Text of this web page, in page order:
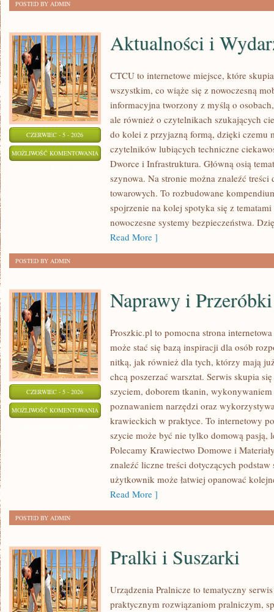
POSTED BY ADMIN
CZERWIEC - 5 - 2026
MOŻLIWOŚĆ KOMENTOWANIA AKTUALNOŚCI
WYDARZENIA
Aktualności i
CTCU to internetowe miejsce, które
wszystkim, co wiąże się z nowoczesną
informacyjna tworzony z myślą o
ale również o czytelnikach szukających
do kolei z przyjazną formą, dzięki czemu
czytelników lubiących techniczne
Dworce i Infrastruktura. Główną osią
szynowa. Na stronie można znaleźć treści
towarowych. To rozbudowane
spojrzenie na kolej spotyka się z
nowoczesne systemy bezpieczeństwa.
Read More ]
POSTED BY ADMIN
CZERWIEC - 5 - 2026
MOŻLIWOŚĆ KOMENTOWANIA NAPRAWY
PRZERÓBKI
Naprawy i Przeróbki
Proszkic.pl to pomocna strona
może stać się bazą inspiracji dla osób
nitką, jak również dla tych, którzy mają
chcą poszerzać warsztat. Serwis skupia
szyciem, doborem tkanin,
poznawaniem narzędzi oraz
krawieckich w praktyce. To internetowy
szycie może być nie tylko domową pasją,
Polecamy Krawiectwo Domowe i
znaleźć liczne treści dotyczących
użytkownik może łatwiej opanować
Read More ]
POSTED BY ADMIN
Pralki i Suszarki
Urządzenia Pralnicze to tematyczny
praktycznym rozwiązaniom pralniczym,